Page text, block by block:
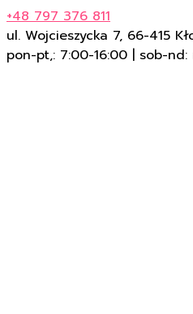
+48 797 376 811
ul. Wojcieszycka 7, 66-415
pon-pt,: 7:00-16:00 | sob-nd: